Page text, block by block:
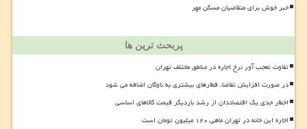
خبر خوش برای متقاضیان مسکن مهر
پربحث ترین ها
تفاوت تعجب آور نرخ اجاره در مناطق مختلف تهران
در صورت افزایش تقاضا، قطارهای بیشتری به ناوگان اضافه می شود
اخطار جدی یک اقتصاددان از رشد باردیگر قیمت کالاهای اساسی
اجاره این خانه در تهران ماهی ۱۲۰ میلیون تومان است